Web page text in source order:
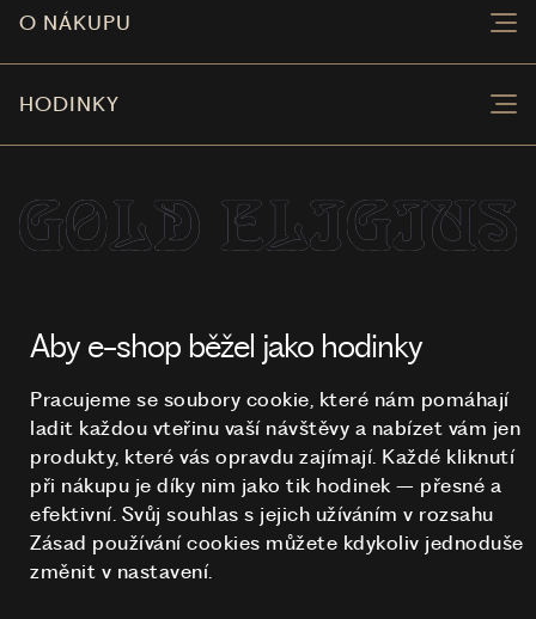
O NÁKUPU
HODINKY
Aby e-shop běžel jako hodinky
Pracujeme se soubory cookie, které nám pomáhají
ladit každou vteřinu vaší návštěvy a nabízet vám jen
produkty, které vás opravdu zajímají. Každé kliknutí
při nákupu je díky nim jako tik hodinek – přesné a
efektivní. Svůj souhlas s jejich užíváním v rozsahu
Zásad používání cookies můžete kdykoliv jednoduše
změnit v nastavení.